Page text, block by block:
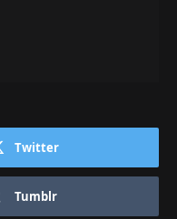
Twitter
Tumblr